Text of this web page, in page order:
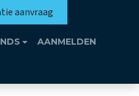
aanvraag
AANMELDEN